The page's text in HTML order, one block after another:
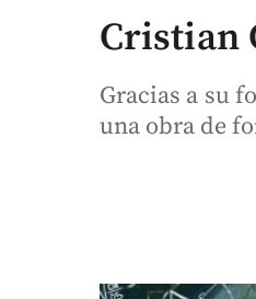
Cristian
Gracias a su
una obra de